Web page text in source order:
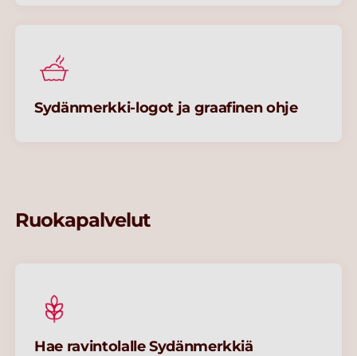
Sydänmerkki-logot ja graafinen ohje
Ruokapalvelut
Hae ravintolalle Sydänmerkkiä​